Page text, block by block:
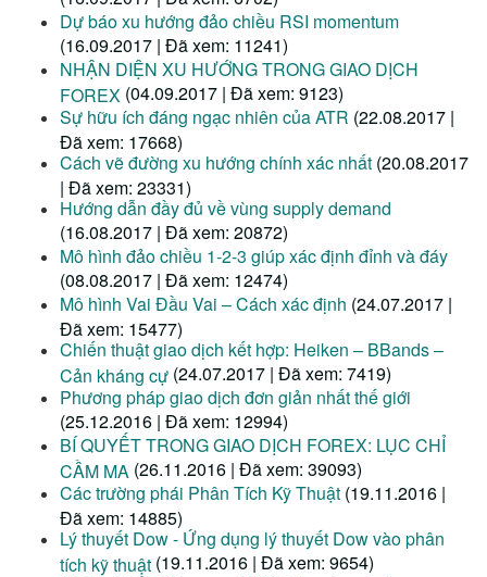
Dự báo xu hướng đảo chiều RSI momentum
(16.09.2017 | Đã xem: 11241)
NHẬN DIỆN XU HƯỚNG TRONG GIAO DỊCH
FOREX (04.09.2017 | Đã xem: 9123)
Sự hữu ích đáng ngạc nhiên của ATR (22.08.2017 |
Đã xem: 17668)
Cách vẽ đường xu hướng chính xác nhất (20.08.2017
| Đã xem: 23331)
Hướng dẫn đầy đủ về vùng supply demand
(16.08.2017 | Đã xem: 20872)
Mô hình đảo chiều 1-2-3 giúp xác định đỉnh và đáy
(08.08.2017 | Đã xem: 12474)
Mô hình Vai Đầu Vai – Cách xác định (24.07.2017 |
Đã xem: 15477)
Chiến thuật giao dịch kết hợp: Heiken – BBands –
Cản kháng cự (24.07.2017 | Đã xem: 7419)
Phương pháp giao dịch đơn giản nhất thế giới
(25.12.2016 | Đã xem: 12994)
BÍ QUYẾT TRONG GIAO DỊCH FOREX: LỤC CHỈ
CẦM MA (26.11.2016 | Đã xem: 39093)
Các trường phái Phân Tích Kỹ Thuật (19.11.2016 |
Đã xem: 14885)
Lý thuyết Dow - Ứng dụng lý thuyết Dow vào phân
tích kỹ thuật (19.11.2016 | Đã xem: 9654)